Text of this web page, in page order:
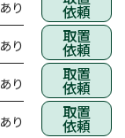
あり 依頼
あり 取置
依頼
あり 取置
依頼
あり 取置
依頼